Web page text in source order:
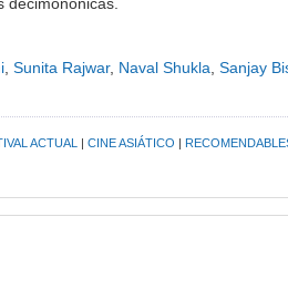
decimonónicas.
, Sunita Rajwar, Naval Shukla, Sanjay
ACTUAL CINE ASIÁTICO